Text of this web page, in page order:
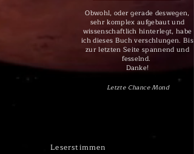
Obwohl, oder gerade deswegen,
sehr komplex aufgebaut und
wissenschaftlich hinterlegt, habe
ich dieses Buch verschlungen. Bis
zur letzten Seite spannend und
fesselnd.
Danke!
Letzte Chance Mond
Leserstimmen